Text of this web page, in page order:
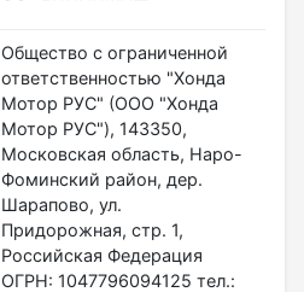
Общество с ограниченной
ответственностью "Хонда
Мотор РУС" (ООО "Хонда
Мотор РУС"), 143350,
Московская область, Наро-
Фоминский район, дер.
Шарапово, ул.
Придорожная, стр. 1,
Российская Федерация
ОГРН: 1047796094125 тел.: